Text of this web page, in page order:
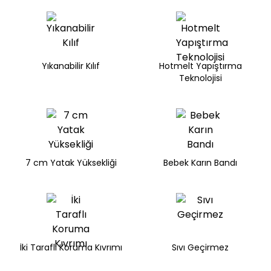
Find in Store
Select an option.
Yıkanabilir Kılıf
Hotmelt Yapıştırma
Teknolojisi
7 cm Yatak Yüksekliği Bebek Karın Bandı
İki Taraflı Koruma Kıvrımı Sıvı Geçirmez
Bu ürün stoklarımıza geldiğinde
adresinizden sizleri bilgilendireceğiz.